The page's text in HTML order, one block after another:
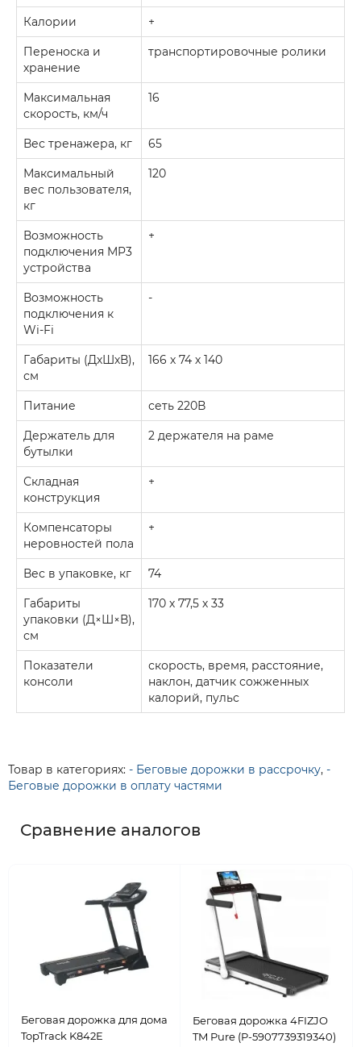
Калории +
Переноска и
хранение
транспортировочные ролики
Максимальная
скорость, км/ч
16
Вес тренажера, кг 65
Максимальный
вес пользователя,
кг
120
Возможность
подключения MP3
устройства
+
Возможность
подключения к
Wi-Fi
-
Габариты (ДхШхВ),
см
166 х 74 х 140
Питание сеть 220В
Держатель для
бутылки
2 держателя на раме
Складная
конструкция
+
Компенсаторы
неровностей пола
+
Вес в упаковке, кг 74
Габариты
упаковки (Д×Ш×В),
см
170 х 77,5 х 33
Показатели
консоли
скорость, время, расстояние,
наклон, датчик сожженных
калорий, пульс
Товар в категориях: - Беговые дорожки в рассрочку, -
Беговые дорожки в оплату частями
Сравнение аналогов
Беговая дорожка для дома
TopTrack K842E
Беговая дорожка 4FIZJO
TM Pure (P-5907739319340)